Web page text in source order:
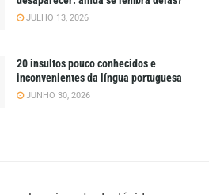
JULHO 13, 2026
20 insultos pouco conhecidos e
inconvenientes da língua portuguesa
JUNHO 30, 2026